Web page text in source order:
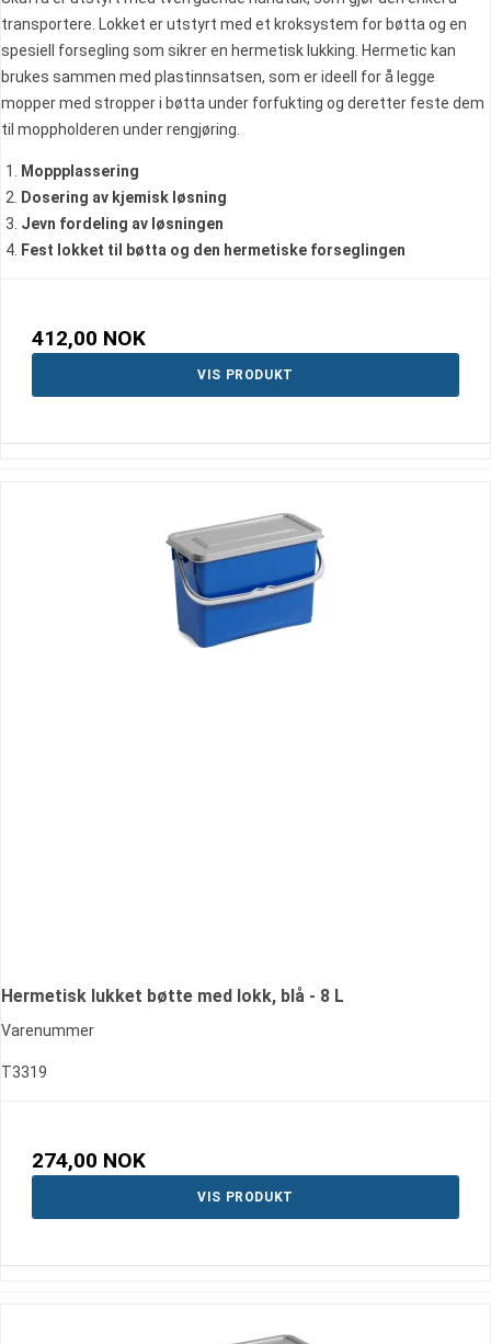
transportere. Lokket er utstyrt med et kroksystem for bøtta og en
spesiell forsegling som sikrer en hermetisk lukking. Hermetic kan
brukes sammen med plastinnsatsen, som er ideell for å legge
mopper med stropper i bøtta under forfukting og deretter feste dem
til moppholderen under rengjøring.
Moppplassering
Dosering av kjemisk løsning
Jevn fordeling av løsningen
Fest lokket til bøtta og den hermetiske forseglingen
412,00 NOK
VIS PRODUKT
Hermetisk lukket bøtte med lokk, blå - 8 L
Varenummer
T3319
274,00 NOK
VIS PRODUKT